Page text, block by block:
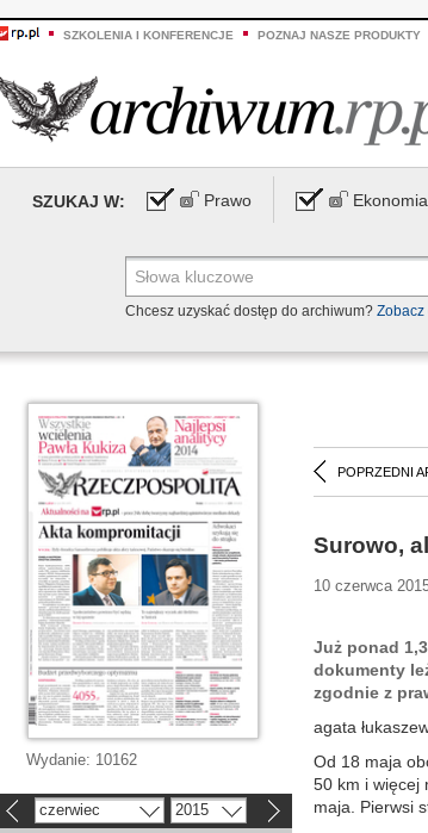
SZKOLENIA I KONFERENCJE POZNAJ NASZE PRODUKTY
SZUKAJ W: Prawo
Chcesz uzyskać dostęp do archiwum? Zobacz
POPRZEDNI
Surowo,
10 czerwca
Już ponad
dokumenty
zgodnie z
agata
Od 18 maja
50 km i więcej
maja. Pierwsi
Wydanie: 10162
czerwiec 2015